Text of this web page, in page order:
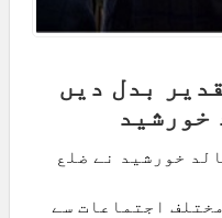
بدل دیں
خورشید
خورشید نے ضلع
اجتماعات سے